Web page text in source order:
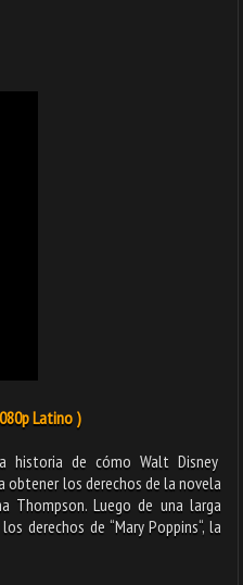
Latino )
historia de cómo Walt Disney
los derechos de la novela
Thompson. Luego de una larga
derechos de “Mary Poppins“, la